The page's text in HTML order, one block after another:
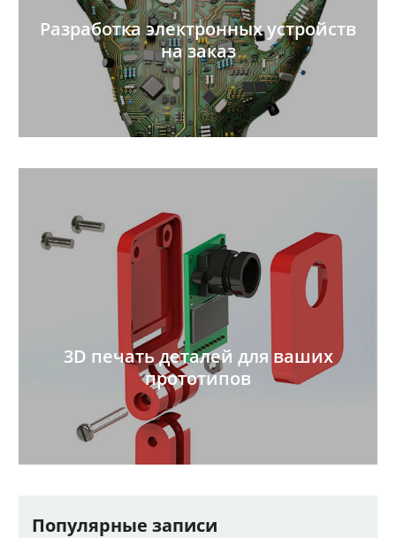
Разработка электронных устройств
на заказ
3D печать деталей для ваших
прототипов
Популярные записи